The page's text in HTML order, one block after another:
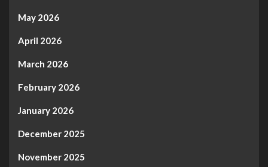
May 2026
April 2026
March 2026
February 2026
January 2026
December 2025
November 2025